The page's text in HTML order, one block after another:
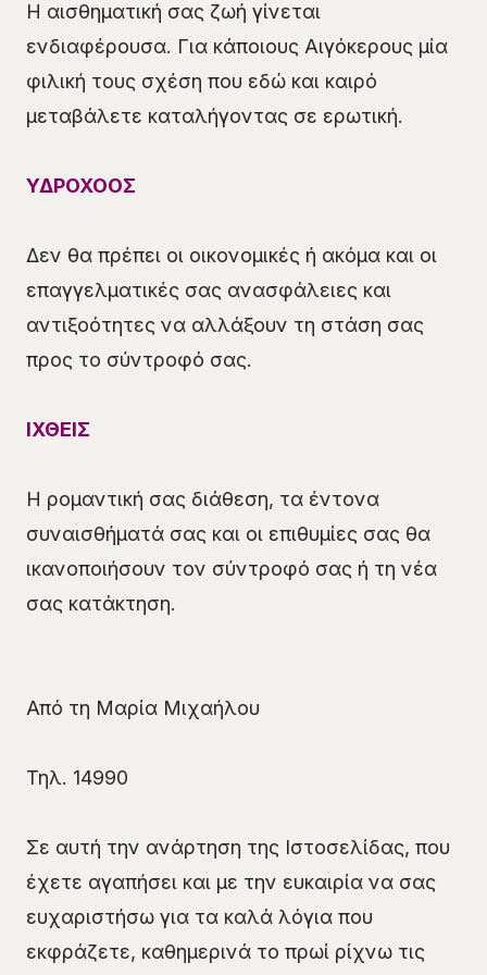
Η αισθηματική σας ζωή γίνεται
ενδιαφέρουσα. Για κάποιους Αιγόκερους μία
φιλική τους σχέση που εδώ και καιρό
μεταβάλετε καταλήγοντας σε ερωτική.
ΥΔΡΟΧΟΟΣ
Δεν θα πρέπει οι οικονομικές ή ακόμα και οι
επαγγελματικές σας ανασφάλειες και
αντιξοότητες να αλλάξουν τη στάση σας
προς το σύντροφό σας.
ΙΧΘΕΙΣ
Η ρομαντική σας διάθεση, τα έντονα
συναισθήματά σας και οι επιθυμίες σας θα
ικανοποιήσουν τον σύντροφό σας ή τη νέα
σας κατάκτηση.
Από τη Μαρία Μιχαήλου
Τηλ. 14990
Σε αυτή την ανάρτηση της Ιστοσελίδας, που
έχετε αγαπήσει και με την ευκαιρία να σας
ευχαριστήσω για τα καλά λόγια που
εκφράζετε, καθημερινά το πρωί ρίχνω τις